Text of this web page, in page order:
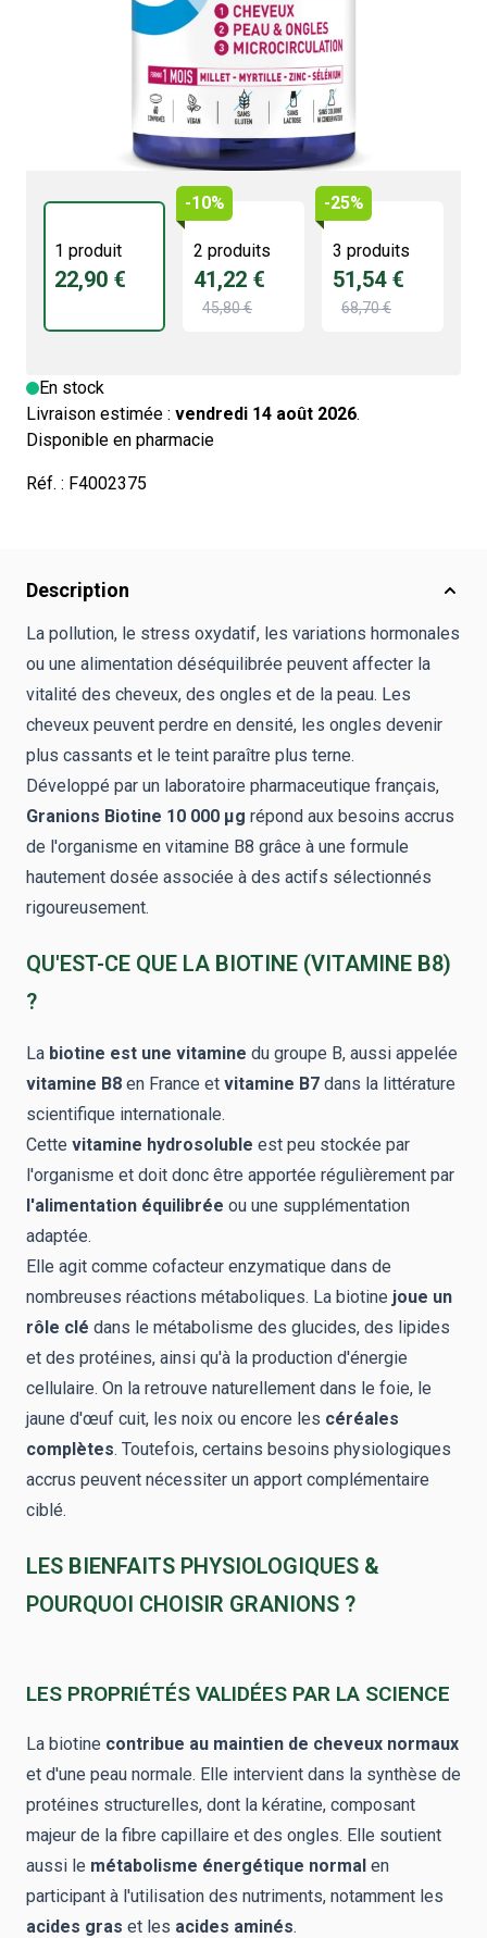
Maintien d'une peau normale et d'ongles normaux
Active la microcirculation du cuir chevelu
Enrichie en plante, oligoéléments, vitamines et acides
1 produit
22,90 €
-10%
2 produits
41,22 €
45,80 €
-25%
3 produits
51,54 €
68,70 €
En stock
Livraison estimée : vendredi 14 août 2026.
Disponible en pharmacie
Réf. : F4002375
Description
La pollution, le stress oxydatif, les variations hormonales
ou une alimentation déséquilibrée peuvent affecter la
vitalité des cheveux, des ongles et de la peau. Les
cheveux peuvent perdre en densité, les ongles devenir
plus cassants et le teint paraître plus terne.
Développé par un laboratoire pharmaceutique français,
Granions Biotine 10 000 µg répond aux besoins accrus
de l'organisme en vitamine B8 grâce à une formule
hautement dosée associée à des actifs sélectionnés
rigoureusement.
QU'EST-CE QUE LA BIOTINE (VITAMINE B8)
?
La biotine est une vitamine du groupe B, aussi appelée
vitamine B8 en France et vitamine B7 dans la littérature
scientifique internationale.
Cette vitamine hydrosoluble est peu stockée par
l'organisme et doit donc être apportée régulièrement par
l'alimentation équilibrée ou une supplémentation
adaptée.
Elle agit comme cofacteur enzymatique dans de
nombreuses réactions métaboliques. La biotine joue un
rôle clé dans le métabolisme des glucides, des lipides
et des protéines, ainsi qu'à la production d'énergie
cellulaire. On la retrouve naturellement dans le foie, le
jaune d'œuf cuit, les noix ou encore les céréales
complètes. Toutefois, certains besoins physiologiques
accrus peuvent nécessiter un apport complémentaire
ciblé.
LES BIENFAITS PHYSIOLOGIQUES &
POURQUOI CHOISIR GRANIONS ?
LES PROPRIÉTÉS VALIDÉES PAR LA SCIENCE
La biotine contribue au maintien de cheveux normaux
et d'une peau normale. Elle intervient dans la synthèse de
protéines structurelles, dont la kératine, composant
majeur de la fibre capillaire et des ongles. Elle soutient
aussi le métabolisme énergétique normal en
participant à l'utilisation des nutriments, notamment les
acides gras et les acides aminés.